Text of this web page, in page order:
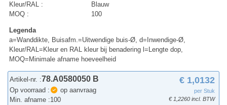
Kleur/RAL :
Blauw
MOQ :
100
Legenda
a=Wanddikte, Buisafm.=Uitwendige buis-Ø, d=Inwendige-Ø,
Kleur/RAL=Kleur en RAL kleur bij benadering l=Lengte dop,
MOQ=Minimale afname hoeveelheid
Artikel-nr. :78.A0580050 B
Op voorraad :
op aanvraag
Min. afname :100
€ 1,0132
per Stuk
€ 1,2260 incl. BTW